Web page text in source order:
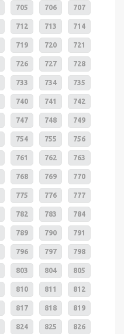
705 706 707
712 713 714
719 720 721
726 727 728
733 734 735
740 741 742
747 748 749
754 755 756
761 762 763
768 769 770
775 776 777
782 783 784
789 790 791
796 797 798
803 804 805
810 811 812
817 818 819
824 825 826